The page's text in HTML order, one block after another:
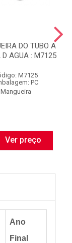
DO TUBO A
D AGUA : M7125
M7125
PC
Mangueira
Ver preço
Ano
Final